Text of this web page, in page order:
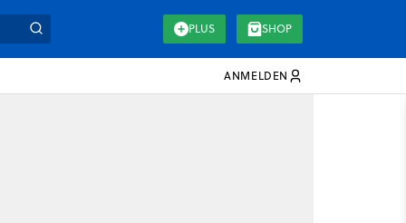
PLUS SHOP
ANMELDEN